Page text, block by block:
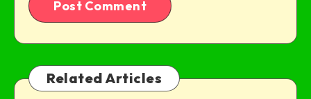
Related Articles